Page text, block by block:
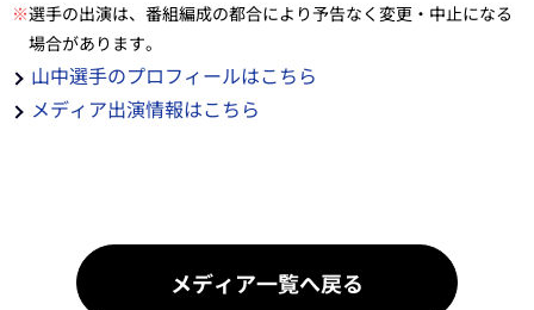
※選手の出演は、番組編成の都合により予告なく変更・中止になる
場合があります。
山中選手のプロフィールはこちら
メディア出演情報はこちら
メディア一覧へ戻る